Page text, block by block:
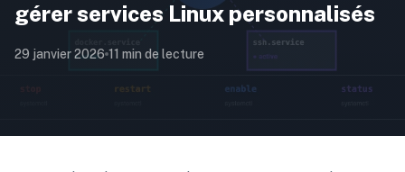
gérer services Linux personnalisés
29 janvier 2026 11 min de lecture